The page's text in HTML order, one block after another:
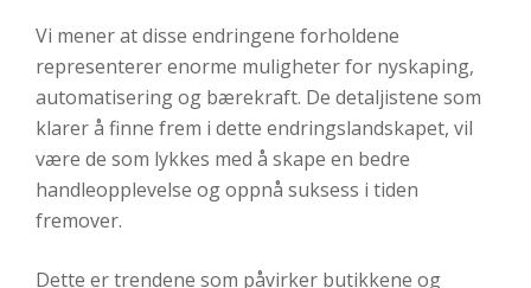
Vi mener at disse endringene forholdene
representerer enorme muligheter for nyskaping,
automatisering og bærekraft. De detaljistene som
klarer å finne frem i dette endringslandskapet, vil
være de som lykkes med å skape en bedre
handleopplevelse ogoppnå suksess i tiden
fremover.
Dette er trendene som påvirker butikkene og